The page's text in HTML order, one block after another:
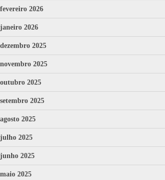
fevereiro 2026
janeiro 2026
dezembro 2025
novembro 2025
outubro 2025
setembro 2025
agosto 2025
julho 2025
junho 2025
maio 2025